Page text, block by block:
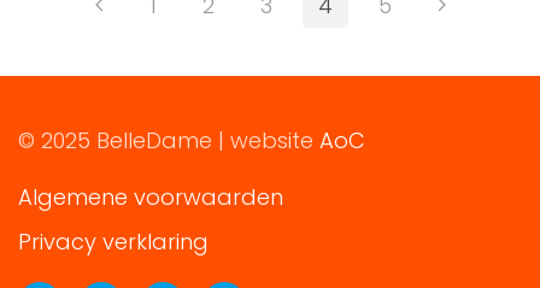
© 2025 BelleDame | website AoC
Algemene voorwaarden
Privacy verklaring